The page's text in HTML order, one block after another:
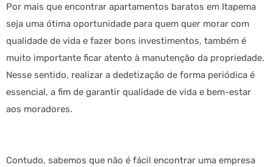
Por mais que encontrar apartamentos baratos em Itapema
seja uma ótima oportunidade para quem quer morar com
qualidade de vida e fazer bons investimentos, também é
muito importante ficar atento à manutenção da propriedade.
Nesse sentido, realizar a dedetização de forma periódica é
essencial, a fim de garantir qualidade de vida e bem-estar
aos moradores.
Contudo, sabemos que não é fácil encontrar uma empresa